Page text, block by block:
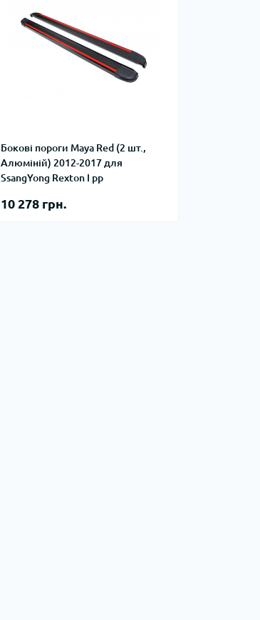
Бокові пороги Maya Red (2 шт.,
Алюміній) 2012-2017 для
SsangYong Rexton I рр
10 278 грн.